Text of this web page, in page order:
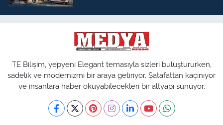
TE Bilişim, yepyeni Elegant temasıyla sizleri buluştururken,
sadelik ve modernizmi bir araya getiriyor. Şatafattan kaçınıyor
ve insanlara haber okuyabilecekleri bir altyapı sunuyor.